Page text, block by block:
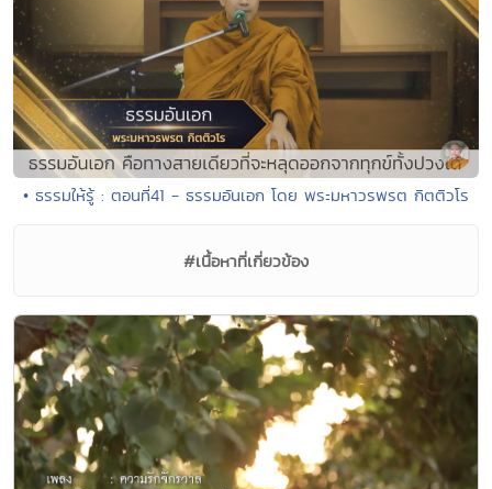
• ธรรมให้รู้ : ตอนที่41 - ธรรมอันเอก โดย พระมหาวรพรต กิตติวโร
#เนื้อหาที่เกี่ยวข้อง